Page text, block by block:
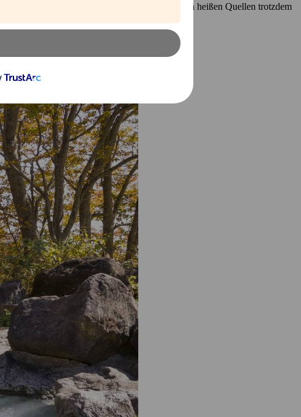
– mit ein paar Tipps kannst du die beliebten heißen Quellen trotzdem